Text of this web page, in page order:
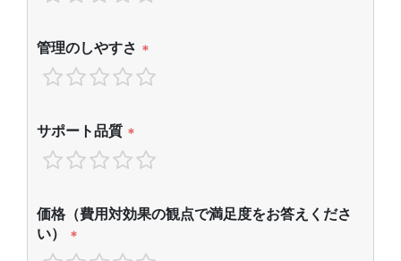
管理のしやすさ *
サポート品質 *
価格（費用対効果の観点で満足度をお答えくださ
い）
*